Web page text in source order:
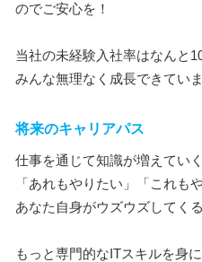
のでご安心を！
当社の未経験入社率はなんと
みんな無理なく成長できていま
将来のキャリアパス
仕事を通じて知識が増えてい
「あれもやりたい」「これも
あなた自身がウズウズしてく
もっと専門的なITスキルを身